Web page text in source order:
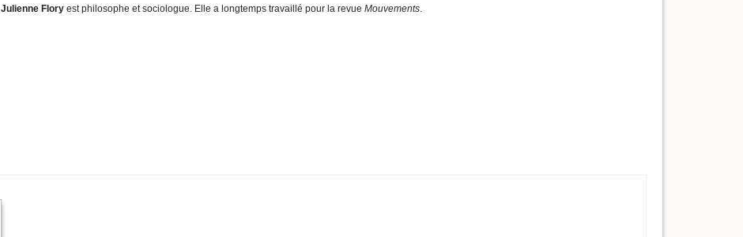
Julienne Floryest philosophe et sociologue. Elle a longtemps travaillé pour la revue Mouvements.